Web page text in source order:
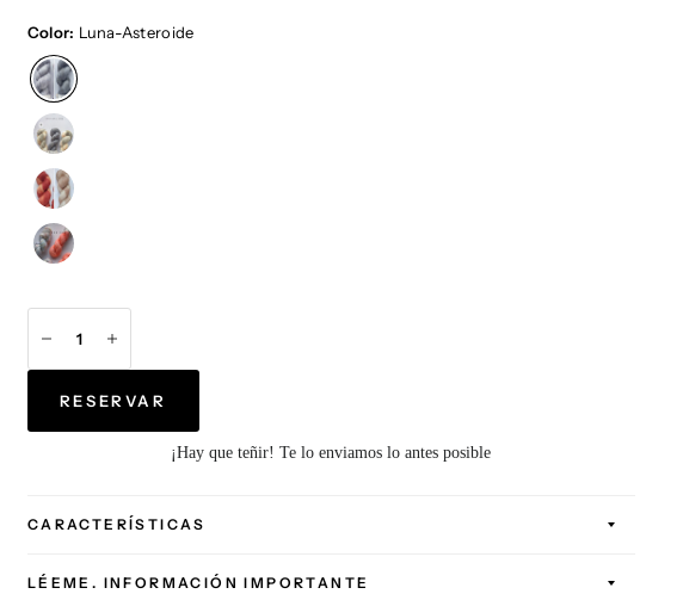
Color: Luna-Asteroide
RESERVAR
¡Hay que teñir! Te lo enviamos lo antes posible
CARACTERÍSTICAS
LÉEME. INFORMACIÓN IMPORTANTE